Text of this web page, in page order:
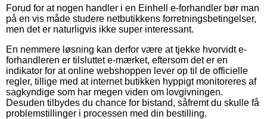
Forud for at nogen handler i en Einhell e-forhandler bør man
på en vis måde studere netbutikkens forretningsbetingelser,
men det er naturligvis ikke super interessant.
En nemmere løsning kan derfor være at tjekke hvorvidt e-
forhandleren er tilsluttet e-mærket, eftersom det er en
indikator for at online webshoppen lever op til de officielle
regler, tillige med at internet butikken hyppigt monitoreres af
sagkyndige som har megen viden om lovgivningen.
Desuden tilbydes du chance for bistand, såfremt du skulle få
problemstillinger i processen med din bestilling.